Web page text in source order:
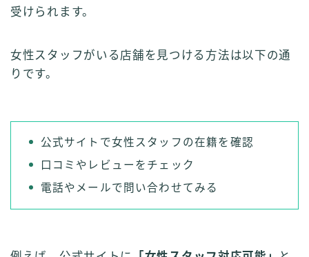
受けられます。
女性スタッフがいる店舗を見つける方法は以下の通
りです。
公式サイトで女性スタッフの在籍を確認
口コミやレビューをチェック
電話やメールで問い合わせてみる